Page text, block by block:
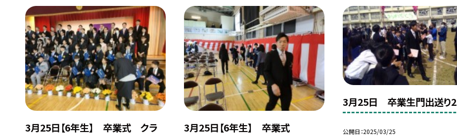
3月25日【6年生】 卒業式 クラ
3月25日【6年生】 卒業式
3月25日 卒業生門出送り2
公開日 2025/03/25